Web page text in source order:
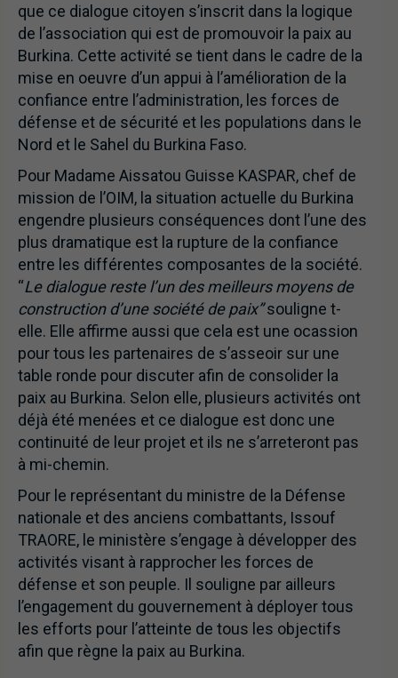
que ce dialogue citoyen s’inscrit dans la logique
de l’association qui est de promouvoir la paix au
Burkina. Cette activité se tient dans le cadre de la
mise en oeuvre d’un appui à l’amélioration de la
confiance entre l’administration, les forces de
défense et de sécurité et les populations dans le
Nord et le Sahel du Burkina Faso.
Pour Madame Aissatou Guisse KASPAR, chef de
mission de l’OIM, la situation actuelle du Burkina
engendre plusieurs conséquences dont l’une des
plus dramatique est la rupture de la confiance
entre les différentes composantes de la société.
“Le dialogue reste l’un des meilleurs moyens de
construction d’une société de paix”souligne t-
elle. Elle affirme aussi que cela est une ocassion
pour tous les partenaires de s’asseoir sur une
table ronde pour discuter afin de consolider la
paix au Burkina. Selon elle, plusieurs activités ont
déjà été menées et ce dialogue est donc une
continuité de leur projet et ils ne s’arreteront pas
à mi-chemin.
Pour le représentant du ministre de la Défense
nationale et des anciens combattants, Issouf
TRAORE, le ministère s’engage à développer des
activités visant à rapprocher les forces de
défense et son peuple. Il souligne par ailleurs
l’engagement du gouvernement à déployer tous
les efforts pour l’atteinte de tous les objectifs
afin que règne la paix au Burkina.